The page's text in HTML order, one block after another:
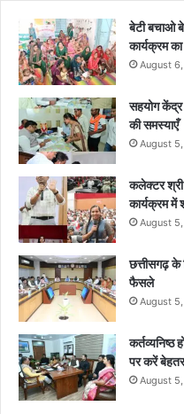
बेटी बचाओ
कार्यक्रम
August
सहयोग केंद्र
की समस्याएँ
August
कलेक्टर श्री
कार्यक्रम में
August
छत्तीसगढ़
फैसले
August
पर करें बेहतर
August